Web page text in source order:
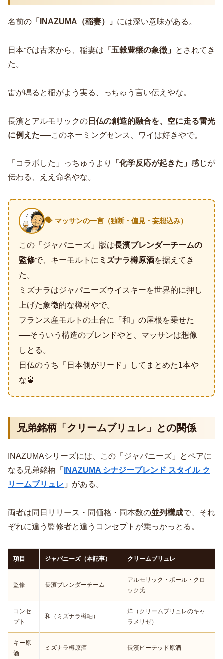
名前の 「INAZUMA（稲妻）」 には深い意味がある。
日本では古来から、稲妻は 「五穀豊穣の象徴」 とされてき
た。
雷が鳴ると稲がよう実る、っちゅう言い伝えやな。
長濱とアルモリックの 日仏の創造的融合を、空に走る雷光
に例えた──このネーミングセンス、ワイは好きやで。
「コラボした」っちゅうより 「化学反応が起きた」 感じが
伝わる、ええ命名やな。
🗣️ マッサンの一言（独断・偏見・妄想込み）
この「ジャパニーズ」版は長濱ブレンダーチームの
監修で、キーモルトに ミズナラ樽原酒を据えてき
た。
ミズナラはジャパニーズウイスキーを世界的に押し
上げた象徴的な樽材やで。
フランス産モルトの土台に「和」の屋根を乗せた
──そういう構造のブレンドやと、マッサンは想像
しとる。
日仏のうち「日本側がリード」してまとめた1本や
な🥃
兄弟銘柄「クリームブリュレ」との関係
INAZUMAシリーズには、この「ジャパニーズ」とペアに
なる兄弟銘柄 「
INAZUMA シナジーブレンド スタイル ク
リームブリュレ 」 がある。
両者は同日リリース・同価格・同本数の並列構成で、それ
ぞれに違う監修者と違うコンセプトが乗っかっとる。
項目 ジャパニーズ（本記事） クリームブリュレ
監修 長濱ブレンダーチーム
アルモリック・ポール・クロ
ック氏
コンセ
プト
和（ミズナラ樽軸）
洋（クリームブリュレのキャ
ラメリゼ）
キー原
酒
ミズナラ樽原酒 長濱ピーテッド原酒